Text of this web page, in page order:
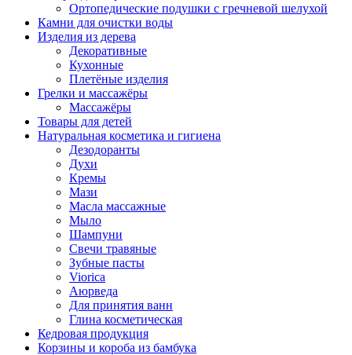
Ортопедические подушки с гречневой шелухой
Камни для очистки воды
Изделия из дерева
Декоративные
Кухонные
Плетёные изделия
Грелки и массажёры
Массажёры
Товары для детей
Натуральная косметика и гигиена
Дезодоранты
Духи
Кремы
Мази
Масла массажные
Мыло
Шампуни
Свечи травяные
Зубные пасты
Viorica
Аюрведа
Для принятия ванн
Глина косметическая
Кедровая продукция
Корзины и короба из бамбука